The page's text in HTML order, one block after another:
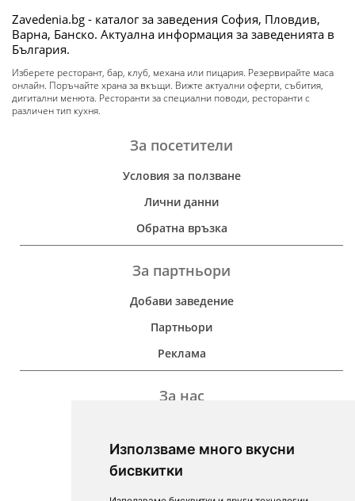
Използваме много вкусни
бисвкитки
Zavedenia.bg - каталог за заведения София, Пловдив,
Варна, Банско. Актуална информация за заведенията в
България.
Изберете ресторант, бар, клуб, механа или пицария. Резервирайте маса
онлайн. Поръчайте храна за вкъщи. Вижте актуални оферти, събития,
дигитални менюта. Ресторанти за специални поводи, ресторанти с
различен тип кухня.
За посетители
Условия за ползване
Лични данни
Обратна връзка
За партньори
Добави заведение
Партньори
Реклама
За нас
Контакти
For Investors